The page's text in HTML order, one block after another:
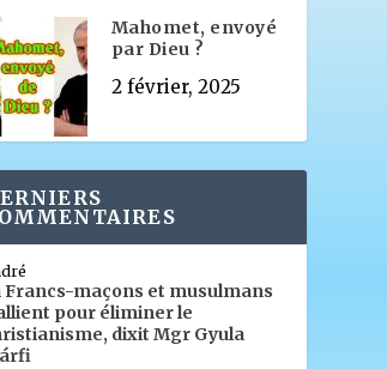
Mahomet, envoyé
par Dieu ?
2 février, 2025
Francs-maçons et musulmans
pour éliminer le
dixit Mgr Gyula